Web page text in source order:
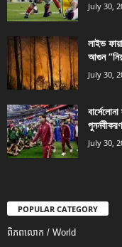
July 30,
লাইভ
আগুন
July 30,
July 30,
POPULAR CATEGORY
ពិភពលោក / World